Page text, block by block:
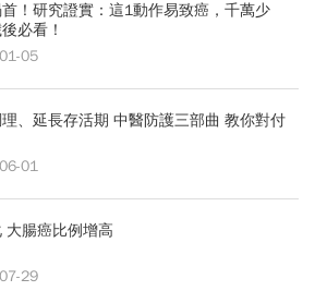
！研究證實：這1動作易致癌，千萬少
必看！
05
、延長存活期 中醫防護三部曲 教你對付
01
大腸癌比例增高
29